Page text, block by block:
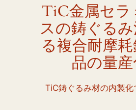
TiC金属セラ
スの鋳ぐる
る複合耐摩
品の量
TiC鋳ぐるみ材の内製化